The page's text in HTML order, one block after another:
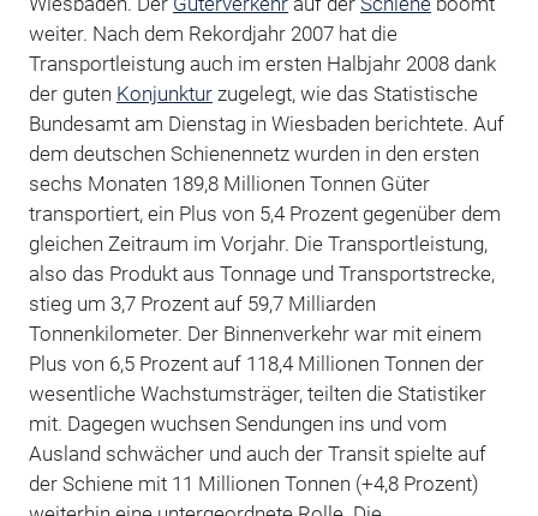
weiter. Nach dem Rekordjahr 2007 hat die
Transportleistung auch im ersten Halbjahr 2008 dank
der guten Konjunkturzugelegt, wie das Statistische
Bundesamt am Dienstag in Wiesbaden berichtete. Auf
dem deutschen Schienennetz wurden in den ersten
sechs Monaten 189,8 Millionen Tonnen Güter
transportiert, ein Plus von 5,4 Prozent gegenüber dem
gleichen Zeitraum im Vorjahr. Die Transportleistung,
also das Produkt aus Tonnage und Transportstrecke,
stieg um 3,7 Prozent auf 59,7 Milliarden
Tonnenkilometer. Der Binnenverkehr war mit einem
Plus von 6,5 Prozent auf 118,4 Millionen Tonnen der
wesentliche Wachstumsträger, teilten die Statistiker
mit. Dagegen wuchsen Sendungen ins und vom
Ausland schwächer und auch der Transit spielte auf
der Schiene mit 11 Millionen Tonnen (+4,8 Prozent)